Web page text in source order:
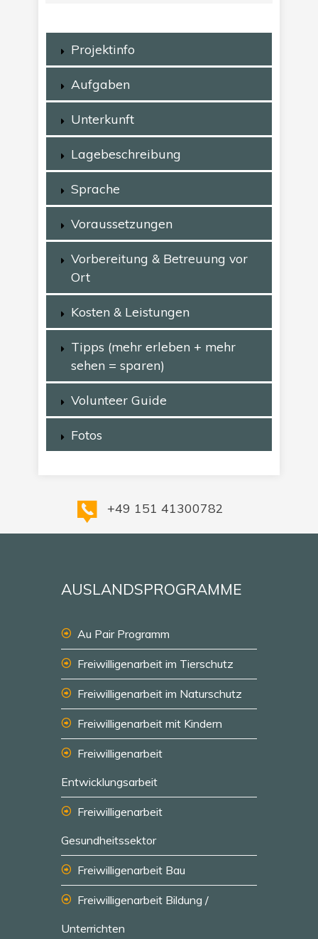
Projektinfo
Aufgaben
Unterkunft
Lagebeschreibung
Sprache
Voraussetzungen
Vorbereitung & Betreuung vor
Ort
Kosten & Leistungen
Tipps (mehr erleben + mehr
sehen = sparen)
Volunteer Guide
Fotos
+49 151 41300782
AUSLANDSPROGRAMME
Au Pair Programm
Freiwilligenarbeit im Tierschutz
Freiwilligenarbeit im Naturschutz
Freiwilligenarbeit mit Kindern
Freiwilligenarbeit
Entwicklungsarbeit
Freiwilligenarbeit
Gesundheitssektor
Freiwilligenarbeit Bau
Freiwilligenarbeit Bildung /
Unterrichten